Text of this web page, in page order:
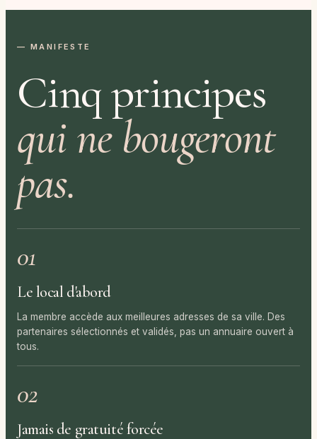
— MANIFESTE
Cinq principes
qui ne bougeront
pas.
01
Le local d'abord
La membre accède aux meilleures adresses de sa ville. Des
partenaires sélectionnés et validés, pas un annuaire ouvert à
tous.
02
Jamais de gratuité forcée